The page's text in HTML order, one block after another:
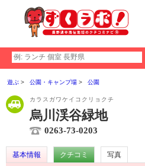
遊ぶ 公園・キャンプ場 公園
カラスガワケイコクリョクチ
烏川渓谷緑地
0263-73-0203
基本情報 クチコミ
写真